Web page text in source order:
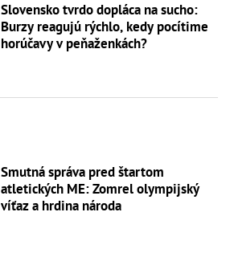
Slovensko tvrdo dopláca na sucho:
Burzy reagujú rýchlo, kedy pocítime
horúčavy v peňaženkách?
Smutná správa pred štartom
atletických ME: Zomrel olympijský
víťaz a hrdina národa